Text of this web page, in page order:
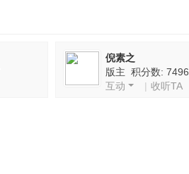
倪素之
版主 积分数: 7496
互动
| 收听TA